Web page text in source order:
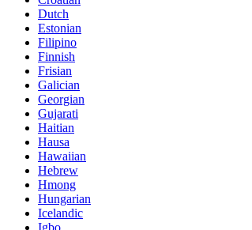
Dutch
Estonian
Filipino
Finnish
Frisian
Galician
Georgian
Gujarati
Haitian
Hausa
Hawaiian
Hebrew
Hmong
Hungarian
Icelandic